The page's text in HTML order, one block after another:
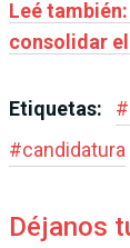
Leé
consolidar
Etiquetas: #
#candidatura
Déjanos